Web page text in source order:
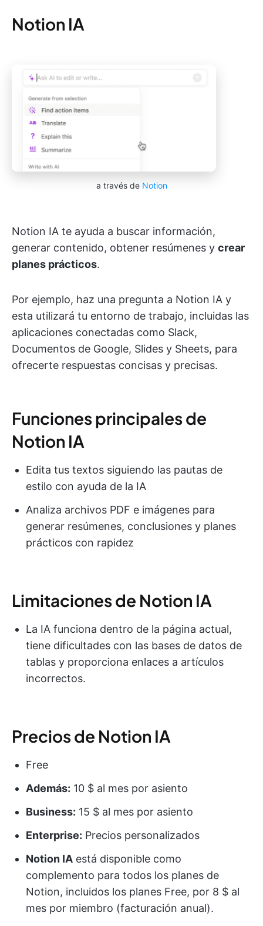
Notion IA
a través de Notion
Notion IA te ayuda a buscar información,
generar contenido, obtener resúmenes y crear
planes prácticos.
Por ejemplo, haz una pregunta a Notion IA y
esta utilizará tu entorno de trabajo, incluidas las
aplicaciones conectadas como Slack,
Documentos de Google, Slides y Sheets, para
ofrecerte respuestas concisas y precisas.
Funciones principales de
Notion IA
Edita tus textos siguiendo las pautas de
estilo con ayuda de la IA
Analiza archivos PDF e imágenes para
generar resúmenes, conclusiones y planes
prácticos con rapidez
Limitaciones de Notion IA
La IA funciona dentro de la página actual,
tiene dificultades con las bases de datos de
tablas y proporciona enlaces a artículos
incorrectos.
Precios de Notion IA
Free
Además: 10 $ al mes por asiento
Business: 15 $ al mes por asiento
Enterprise: Precios personalizados
Notion IA está disponible como
complemento para todos los planes de
Notion, incluidos los planes Free, por 8 $ al
mes por miembro (facturación anual).